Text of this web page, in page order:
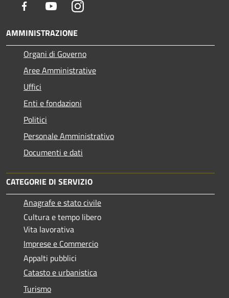
Facebook YoutubeInstagram
AMMINISTRAZIONE
Organi di Governo
Aree Amministrative
Uffici
Enti e fondazioni
Politici
Personale Amministrativo
Documenti e dati
CATEGORIE DI SERVIZIO
Anagrafe e stato civile
Cultura e tempo libero
Vita lavorativa
Imprese e Commercio
Appalti pubblici
Catasto e urbanistica
Turismo